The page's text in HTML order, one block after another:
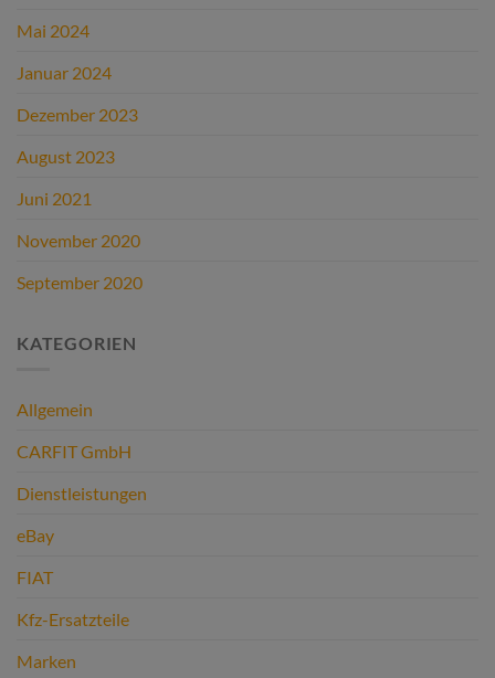
Mai 2024
Januar 2024
Dezember 2023
August 2023
Juni 2021
November 2020
September 2020
KATEGORIEN
Allgemein
CARFIT GmbH
Dienstleistungen
eBay
FIAT
Kfz-Ersatzteile
Marken